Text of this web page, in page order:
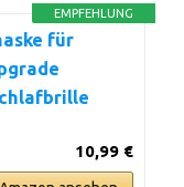
EMPFEHLUNG
für
10,99 €